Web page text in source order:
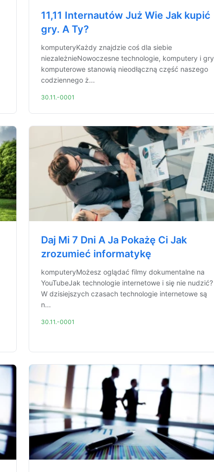
11,11 Internautów Już Wie Jak kupić
gry. A Ty?
komputeryKażdy znajdzie coś dla siebie
niezależnieNowoczesne technologie, komputery i gry
komputerowe stanowią nieodłączną część naszego
codziennego ż...
30.11.-0001
Daj Mi 7 Dni A Ja Pokażę Ci Jak
zrozumieć informatykę
komputeryMożesz oglądać filmy dokumentalne na
YouTubeJak technologie internetowe i się nie nudzić?
W dzisiejszych czasach technologie internetowe są
n...
30.11.-0001